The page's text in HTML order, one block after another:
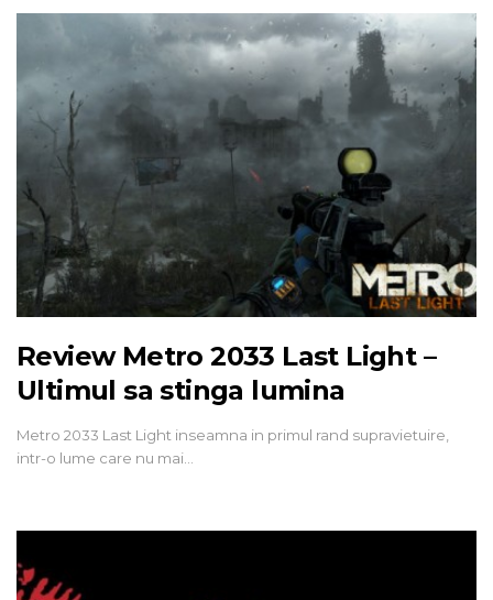
Review Metro 2033 Last Light –
Ultimul sa stinga lumina
Metro 2033 Last Light inseamna in primul rand supravietuire,
intr-o lume care nu mai…